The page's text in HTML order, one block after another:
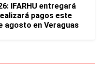
IFARHU entregará
pagos este
agosto en Veraguas